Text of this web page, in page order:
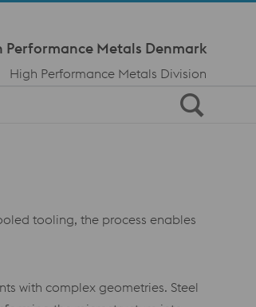
Metals Denmark
High Performance Metals Division
tooling, the process enables
with complex geometries. Steel